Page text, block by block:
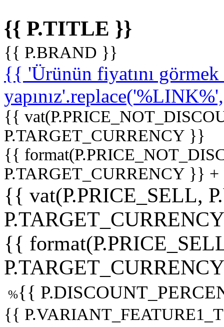
{{ P.TITLE }}
{{ P.BRAND }}
{{ 'Ürünün fiyatını
{{
P.TARGET_CURRENCY }}
{{
P.TARGET_CURRENCY }}
{{ vat(P.PRICE_SELL,
{{
%{{
{{